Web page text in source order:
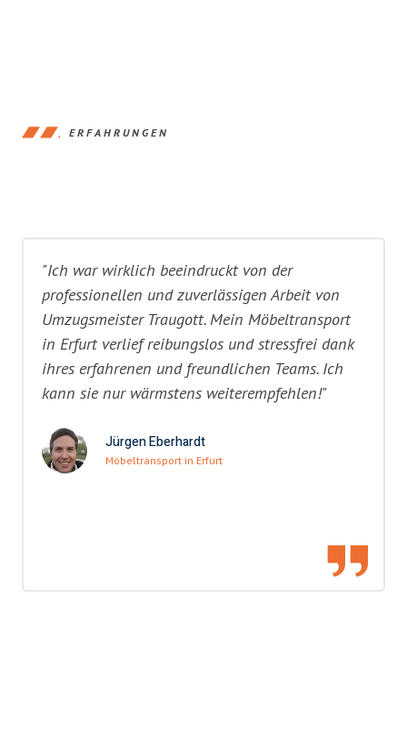
ERFAHRUNGEN
"Ich war wirklich beeindruckt von der
professionellen und zuverlässigen Arbeit von
Umzugsmeister Traugott. Mein Möbeltransport
in Erfurt verlief reibungslos und stressfrei dank
ihres erfahrenen und freundlichen Teams. Ich
kann sie nur wärmstens weiterempfehlen!"
Jürgen Eberhardt
Möbeltransport in Erfurt